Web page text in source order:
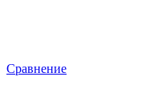
Сравнение